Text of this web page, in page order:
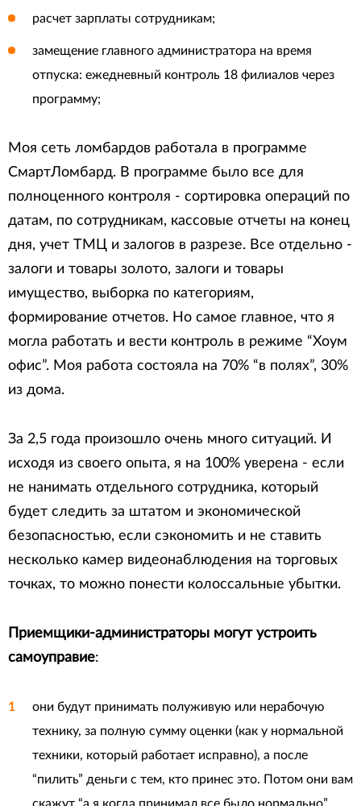
расчет зарплаты сотрудникам;
замещение главного администратора на время
отпуска: ежедневный контроль 18 филиалов через
программу;
Моя сеть ломбардов работала в программе
СмартЛомбард. В программе было все для
полноценного контроля - сортировка операций по
датам, по сотрудникам, кассовые отчеты на конец
дня, учет ТМЦ и залогов в разрезе. Все отдельно -
залоги и товары золото, залоги и товары
имущество, выборка по категориям,
формирование отчетов. Но самое главное, что я
могла работать и вести контроль в режиме “Хоум
офис”. Моя работа состояла на 70% “в полях”, 30%
из дома.
За 2,5 года произошло очень много ситуаций. И
исходя из своего опыта, я на 100% уверена - если
не нанимать отдельного сотрудника, который
будет следить за штатом и экономической
безопасностью, если сэкономить и не ставить
несколько камер видеонаблюдения на торговых
точках, то можно понести колоссальные убытки.
Приемщики-администраторы могут устроить
самоуправие:
они будут принимать полуживую или нерабочую
технику, за полную сумму оценки (как у нормальной
техники, который работает исправно), а после
“пилить” деньги с тем, кто принес это. Потом они вам